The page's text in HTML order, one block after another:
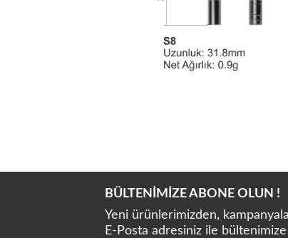
BÜLTENİMİZE ABONE OLUN !
Yeni ürünlerimizden,
E-Posta adresiniz ile